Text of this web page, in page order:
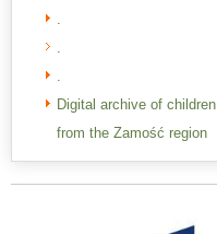
.
.
.
Digital archive of children
from the Zamość region